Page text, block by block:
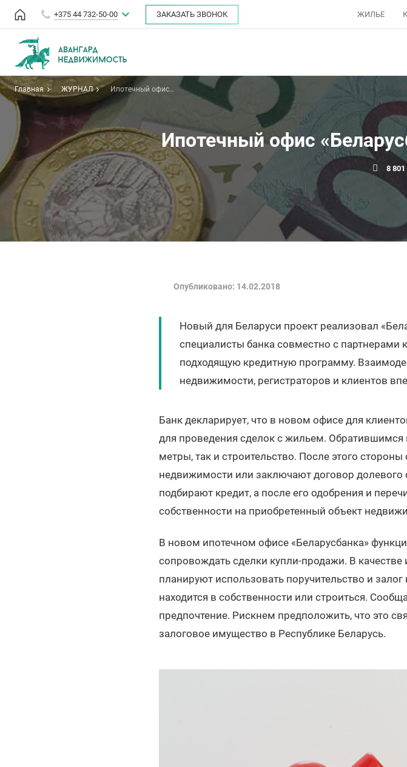
+375 44 732-50-00 ЗАКАЗАТЬ ЗВОНОК ЖИЛЬЕ
Главная ЖУРНАЛ
Ипотечный офис
«Беларусбанка» открылся в
Минске
Ипотечный офис
8 801
Опубликовано: 14.02.2018
Новый для Беларуси проект реализовал
специалисты банка совместно с
подходящую кредитную программу.
недвижимости, регистраторов и клиентов
Банк декларирует, что в новом офисе для
для проведения сделок с жильем.
метры, так и строительство. После этого
недвижимости или заключают договор долевого
подбирают кредит, а после его одобрения и
собственности на приобретенный объект
В новом ипотечном офисе «Беларусбанка»
сопровождать сделки купли-продажи. В
планируют использовать поручительство и
находится в собственности или строиться.
предпочтение. Рискнем предположить, что это
залоговое имущество в Республике Беларусь.